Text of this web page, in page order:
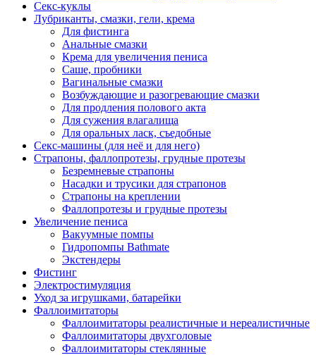
Секс-куклы
Лубриканты, смазки, гели, крема
Для фистинга
Анальные смазки
Крема для увеличения пениса
Саше, пробники
Вагинальные смазки
Возбуждающие и разогревающие смазки
Для продления полового акта
Для сужения влагалища
Для оральных ласк, съедобные
Секс-машины (для неё и для него)
Страпоны, фаллопротезы, грудные протезы
Безремневые страпоны
Насадки и трусики для страпонов
Страпоны на креплении
Фаллопротезы и грудные протезы
Увеличение пениса
Вакуумные помпы
Гидропомпы Bathmate
Экстендеры
Фистинг
Электростимуляция
Уход за игрушками, батарейки
Фаллоимитаторы
Фаллоимитаторы реалистичные и нереалистичные
Фаллоимитаторы двухголовые
Фаллоимитаторы стеклянные